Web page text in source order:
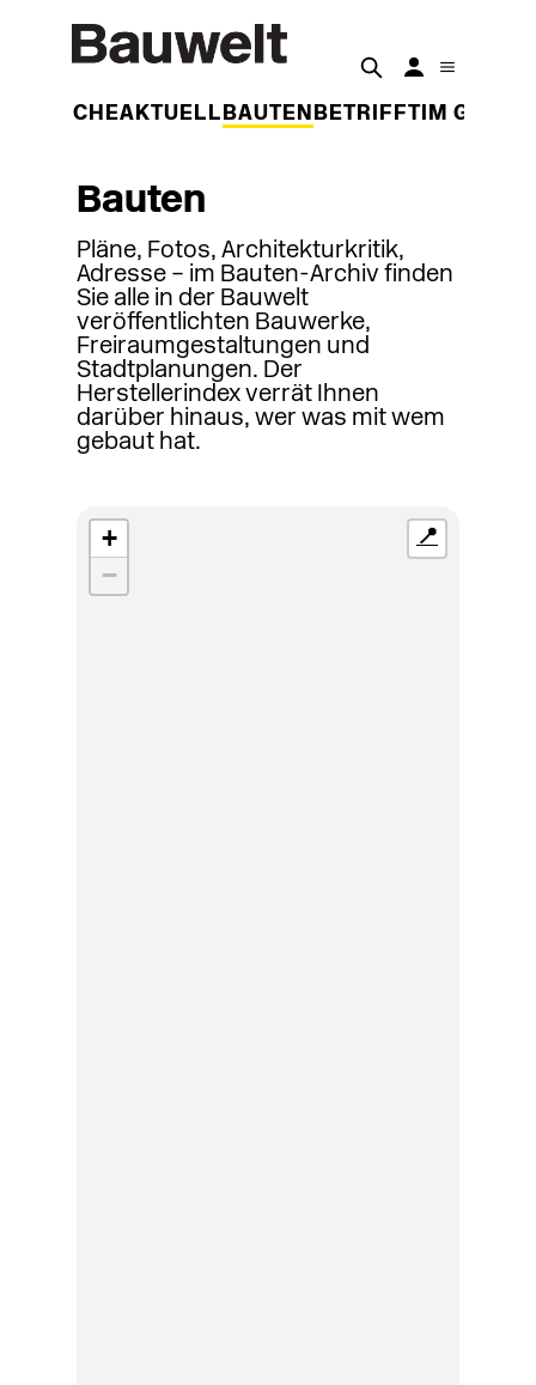
WOCHEAKTUELL BAUTEN BETRIFFT IM
Bauten
Pläne, Fotos, Architekturkritik,
Adresse – im Bauten-Archiv finden
Sie alle in der Bauwelt
veröffentlichten Bauwerke,
Freiraumgestaltungen und
Stadtplanungen. Der
Herstellerindex verrät Ihnen
darüber hinaus, wer was mit wem
gebaut hat.
+
−
📍